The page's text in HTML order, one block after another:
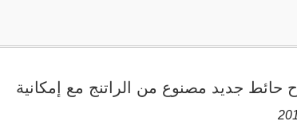
حائط جديد مصنوع من الراتنج مع إمكانية
ألوان